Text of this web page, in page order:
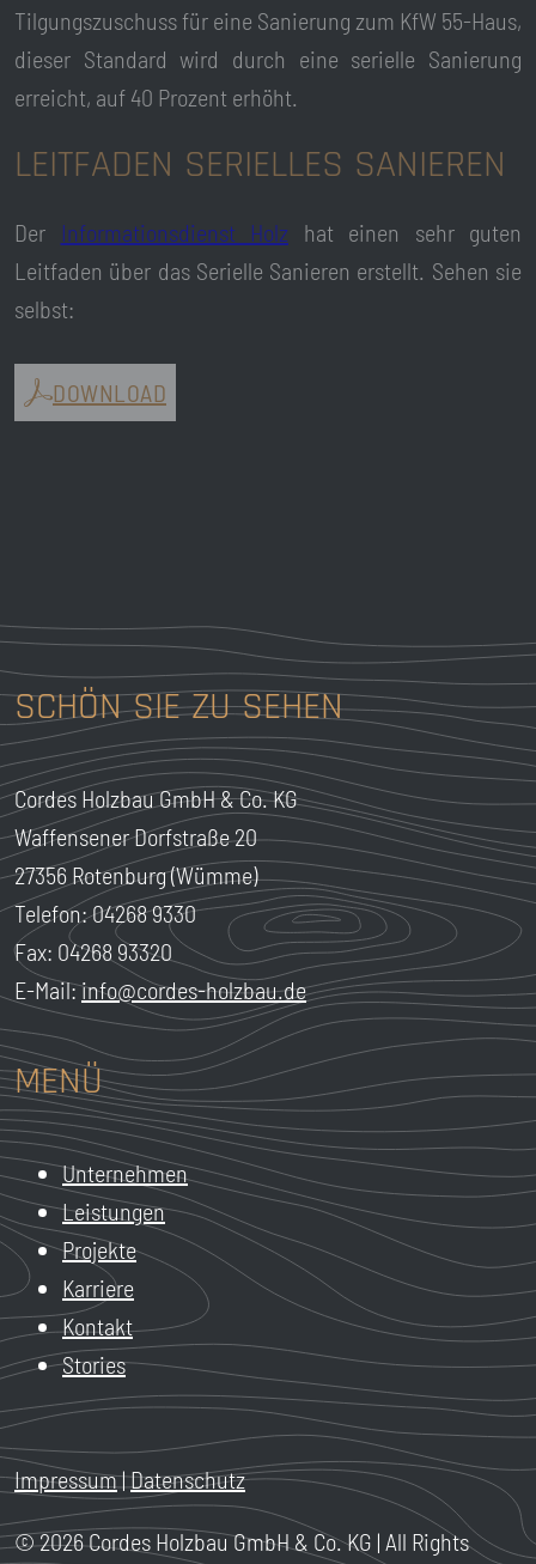
Tilgungszuschuss für eine Sanierung zum KfW 55-Haus,
dieser Standard wird durch eine serielle Sanierung
erreicht, auf 40 Prozent erhöht.
LEITFADEN SERIELLES SANIEREN
Der Informationsdienst Holz hat einen sehr guten
Leitfaden über das Serielle Sanieren erstellt. Sehen sie
selbst:
DOWNLOAD
SCHÖN SIE ZU SEHEN
Cordes Holzbau GmbH & Co. KG
Waffensener Dorfstraße 20
27356 Rotenburg (Wümme)
Telefon: 04268 9330
Fax: 04268 93320
E-Mail:info@cordes-holzbau.de
MENÜ
Unternehmen
Leistungen
Projekte
Karriere
Kontakt
Stories
Impressum|Datenschutz
© 2026 Cordes Holzbau GmbH & Co. KG | All Rights